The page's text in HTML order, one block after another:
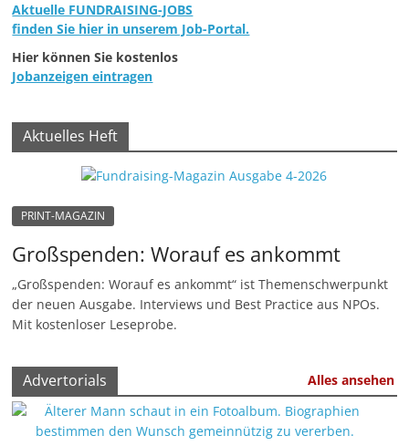
|
V
e
e
i
e
|
S
i
f
n
Aktuelle FUNDRAISING-JOBS
finden Sie hier in unserem Job-Portal.
Hier können Sie kostenlos
Jobanzeigen eintragen
Aktuelles Heft
PRINT-MAGAZIN
Großspenden: Worauf es ankommt
„Großspenden: Worauf es ankommt“ ist Themenschwerpunkt
der neuen Ausgabe. Interviews und Best Practice aus NPOs.
Mit kostenloser Leseprobe.
Advertorials Alles ansehen